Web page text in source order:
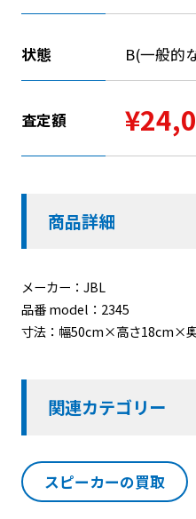
状態 B(一般的
査定額
商品詳細
メーカー：JBL
品番 model：2345
寸法：幅50cm×高さ18cm×
関連カテゴリー
スピーカーの買取